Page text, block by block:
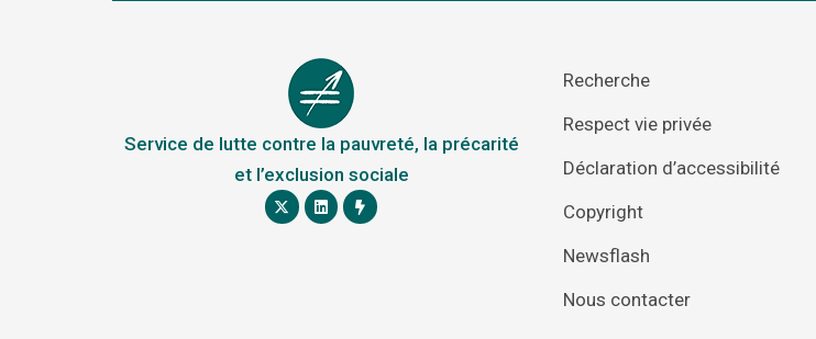
Service de lutte contre la pauvreté, la précarité
et l’exclusion sociale
Recherche
Respect vie privée
Déclaration d’accessibilité
Copyright
Newsflash
Nous contacter